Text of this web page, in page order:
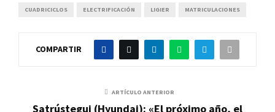
CUADRICICLOS ELECTRIFICACIÓN LIGIER MATRICULACIONES
COMPARTIR
ARTÍCULO ANTERIOR
Satrústegui (Hyundai): «El próximo año, el